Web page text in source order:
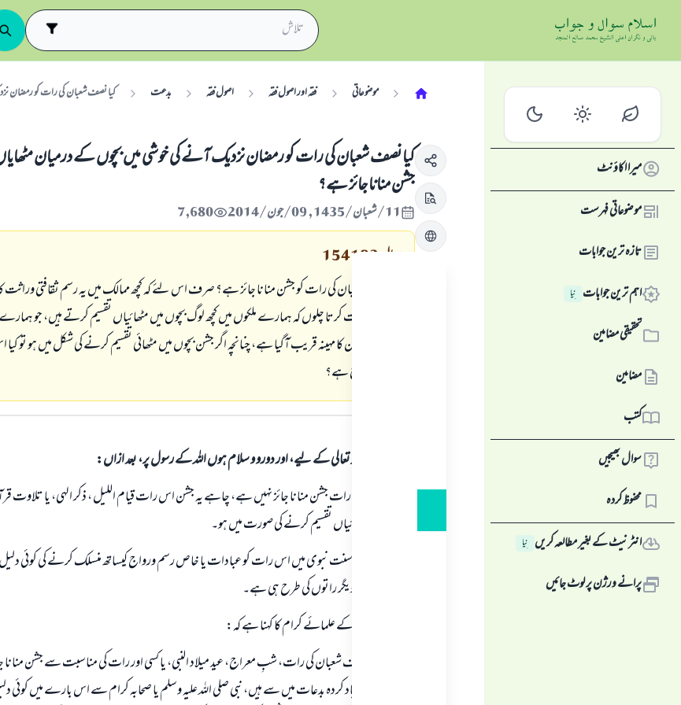
میرا اکاؤنٹ
موضوعاتی فہرست
تازہ ترین جوابات
اہم ترین جوابات نِیا
تحقیقی مضامین
مضامین
کتب
سوال بھیجیں
محفوظ کردہ
انٹرنیٹ کے بغیر مطالعہ کریں نِیا
پرانے ورژن پر لوٹ جائیں
موضوعاتی فقہ اور اصول فقہ اصول فقہ بدعت کیا نصف شعبان کی رات کو رمضان
کیا نصف شعبان کی رات کو رمضان نزدیک آنے کی خوشی میں بچوں کے درمیان
جشن منانا جائز ہے؟
11/شعبان/1435 , 09/جون/2014 7,680
سوال 154183
کیا نصف شعبان کی رات کو جشن منانا جائز ہے؟ صرف اس لئے کہ کچھ ممالک میں یہ رسم ثقافتی وراثت
ہے، وضاحت کرتا چلوں کہ ہمارے ملکوں میں کچھ لوگ بچوں میں مٹھائیاں تقسیم کرتے ہیں، جو
ہے کہ رمضان کا مہینہ قریب آگیا ہے، چنانچہ اگر جشن بچوں میں مٹھائی تقسیم کرنے کی شکل میں ہو
میں کوئی حرج ہے؟
ہمہ قسم کی حمد اللہ تعالی کے لیے، اور دورو و سلام ہوں اللہ کے رسول پر، بعد ازاں:
نصف شعبان کی رات جشن منانا جائز نہیں ہے، چاہے یہ جشن اس رات قیام اللیل ، ذکر الہی، یا تلاوت
کھلانے اور مٹھائیاں تقسیم کرنے کی صورت میں ہو۔
اس لئے کہ صحیح سنت نبوی میں اس رات کو عبادات یا خاص رسم ورواج کیساتھ منسلک کرنے کی کوئی
شعبان کی رات دیگر راتوں کی طرح ہی ہے۔
دائمی فتوی کمیٹی کے علمائے کرام کا کہنا ہے کہ:
"لیلۃ القدر ، نصف شعبان کی رات، شبِ معراج، عید میلاد النبی، یا کسی اور رات کی مناسبت سے جشن منانا
تمام امور نئی ایجاد کردہ بدعات میں سے ہیں، نبی صلی اللہ علیہ وسلم یا صحابہ کرام سے اس بارے میں کوئی